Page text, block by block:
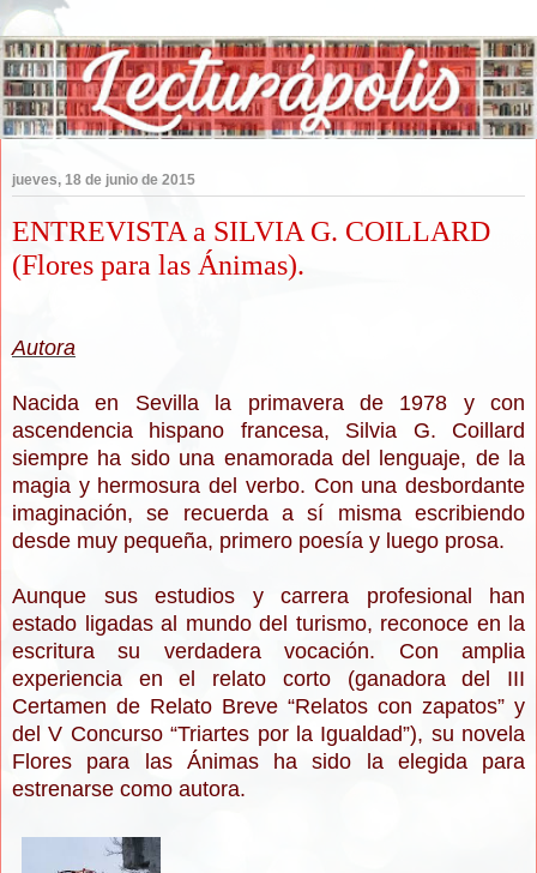
jueves, 18 de junio de 2015
ENTREVISTA a SILVIA G. COILLARD
(Flores para las Ánimas).
Autora
Nacida en Sevilla la primavera de 1978 y con
ascendencia hispano francesa, Silvia G. Coillard
siempre ha sido una enamorada del lenguaje, de la
magia y hermosura del verbo. Con una desbordante
imaginación, se recuerda a sí misma escribiendo
desde muy pequeña, primero poesía y luego prosa.
Aunque sus estudios y carrera profesional han
estado ligadas al mundo del turismo, reconoce en la
escritura su verdadera vocación. Con amplia
experiencia en el relato corto (ganadora del III
Certamen de Relato Breve “Relatos con zapatos” y
del V Concurso “Triartes por la Igualdad”), su novela
Flores para las Ánimas ha sido la elegida para
estrenarse como autora.